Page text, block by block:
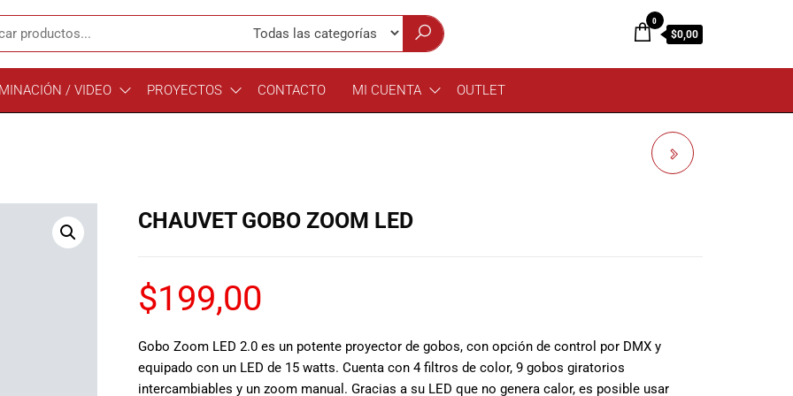
0
$0,00
/ VIDEO PROYECTOS CONTACTO MI CUENTA OUTLET
CHAUVET GOBO ZOOM LED
$199,00
Gobo Zoom LED 2.0 es un potente proyector de gobos, con opción de control por DMX y
equipado con un LED de 15 watts. Cuenta con 4 filtros de color, 9 gobos giratorios
intercambiables y un zoom manual. Gracias a su LED que no genera calor, es posible usar